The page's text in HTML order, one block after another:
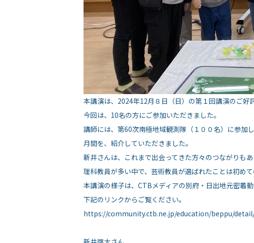
本講演は、2024年12月８日（日）の第１回講演のご好
今回は、10名の方にご参加いただきました。
講師には、第60次南極地域観測隊（１００名）に参加
月間を、紹介していただきました。
新井さんは、これまで出会ってきた方々のつながりも
理科教員が多い中で、芸術教員が選ばれたことは初めて
本講演の様子は、CTBメディアの別府・日出地元密着
下記のリンクからご覧ください。
https://community.ctb.ne.jp/education/beppu/